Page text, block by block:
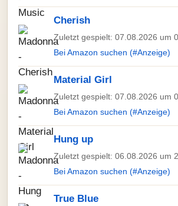
Cherish
Zuletzt gespielt: 07.08.2026 um
Bei Amazon suchen (#Anzeige)
Material Girl
Zuletzt gespielt: 07.08.2026 um
Bei Amazon suchen (#Anzeige)
Hung up
Zuletzt gespielt: 06.08.2026 um
Bei Amazon suchen (#Anzeige)
True Blue